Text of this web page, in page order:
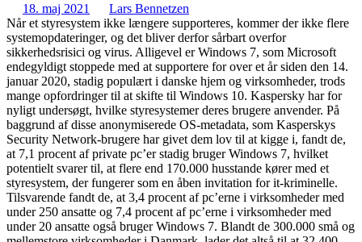
18. maj 2021
Lars Bennetzen
Når et styresystem ikke længere supporteres, kommer der ikke flere
systemopdateringer, og det bliver derfor sårbart overfor
sikkerhedsrisici og virus. Alligevel er Windows 7, som Microsoft
endegyldigt stoppede med at supportere for over et år siden den 14.
januar 2020, stadig populært i danske hjem og virksomheder, trods
mange opfordringer til at skifte til Windows 10. Kaspersky har for
nyligt undersøgt, hvilke styresystemer deres brugere anvender. På
baggrund af disse anonymiserede OS-metadata, som Kasperskys
Security Network-brugere har givet dem lov til at kigge i, fandt de,
at 7,1 procent af private pc’er stadig bruger Windows 7, hvilket
potentielt svarer til, at flere end 170.000 husstande kører med et
styresystem, der fungerer som en åben invitation for it-kriminelle.
Tilsvarende fandt de, at 3,4 procent af pc’erne i virksomheder med
under 250 ansatte og 7,4 procent af pc’erne i virksomheder med
under 20 ansatte også bruger Windows 7. Blandt de 300.000 små og